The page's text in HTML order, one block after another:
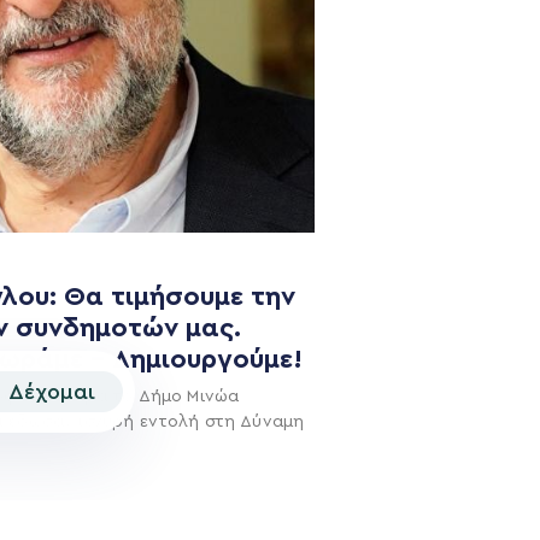
Θα τιμήσουμε την
συνδημοτών μας.
– Δημιουργούμε!
για το Δήμο Μινώα
έδωσαν ισχυρή εντολή στη Δύναμη
© 2026 | Created byAimark
Δέχομαι